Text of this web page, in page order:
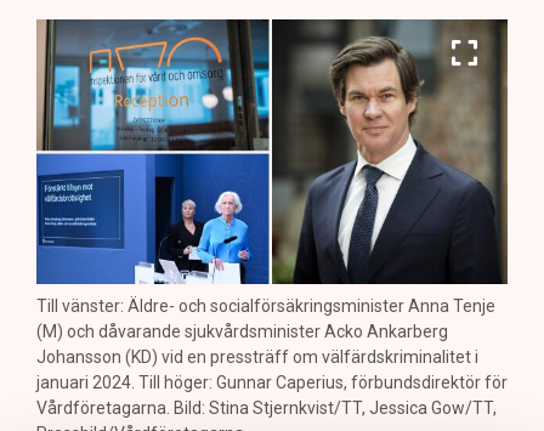
Till vänster: Äldre- och socialförsäkringsminister Anna Tenje
(M) och dåvarande sjukvårdsminister Acko Ankarberg
Johansson (KD) vid en pressträff om välfärdskriminalitet i
januari 2024. Till höger: Gunnar Caperius, förbundsdirektör för
Vårdföretagarna. Bild: Stina Stjernkvist/TT, Jessica Gow/TT,